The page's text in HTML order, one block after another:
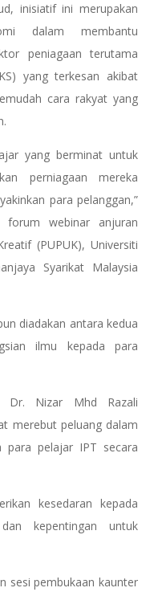
inisiatif ini merupakan
dalam membantu
peniagaan terutama
yang terkesan akibat
cara rakyat yang
yang berminat untuk
perniagaan mereka
para pelanggan,”
forum webinar anjuran
(PUPUK), Universiti
Syarikat Malaysia
diadakan antara kedua
ilmu kepada para
Dr. Nizar Mhd Razali
merebut peluang dalam
para pelajar IPT secara
kesedaran kepada
kepentingan untuk
sesi pembukaan kaunter